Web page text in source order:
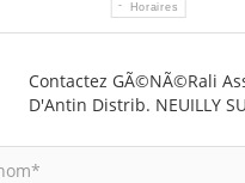
Horaires
Contactez GÃ©nÃ©rali
D'Antin Distrib. NEUILLY